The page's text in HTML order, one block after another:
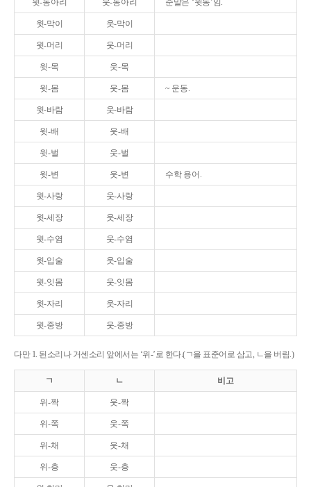
윗-동아리 웃-동아리 준말은 ‘윗동’임.
윗-막이 웃-막이
윗-머리 웃-머리
윗-목 웃-목
윗-몸 웃-몸 ~ 운동.
윗-바람 웃-바람
윗-배 웃-배
윗-벌 웃-벌
윗-변 웃-변 수학 용어.
윗-사랑 웃-사랑
윗-세장 웃-세장
윗-수염 웃-수염
윗-입술 웃-입술
윗-잇몸 웃-잇몸
윗-자리 웃-자리
윗-중방 웃-중방
다만 1. 된소리나 거센소리 앞에서는 ‘위-’로 한다.(ㄱ을 표준어로 삼고, ㄴ을 버림.)
ㄱ ㄴ 비고
위-짝 웃-짝
위-쪽 웃-쪽
위-채 웃-채
위-층 웃-층